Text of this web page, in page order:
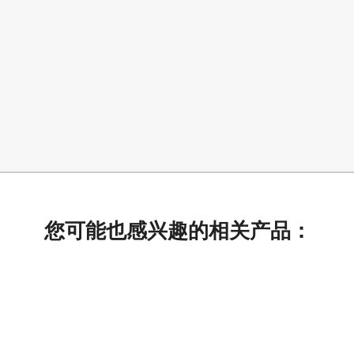
您可能也感兴趣的相关产品：